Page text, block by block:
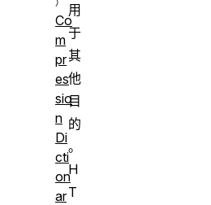
用
于
其
他
目
的
。
H
T
Co
m
pr
es
sio
n
Di
cti
on
ar